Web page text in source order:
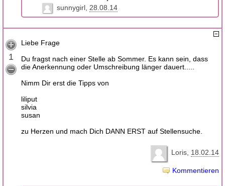
sunnygirl 28.08.14
1
Liebe Frage
Du fragst nach einer Stelle ab Sommer. Es kann sein, dass
die Anerkennung oder Umschreibung länger dauert.....
Nimm Dir erst die Tipps von
liliput
silvia
susan
zu Herzen und mach Dich DANN ERST auf Stellensuche.
Loris 18.02.14
Kommentieren